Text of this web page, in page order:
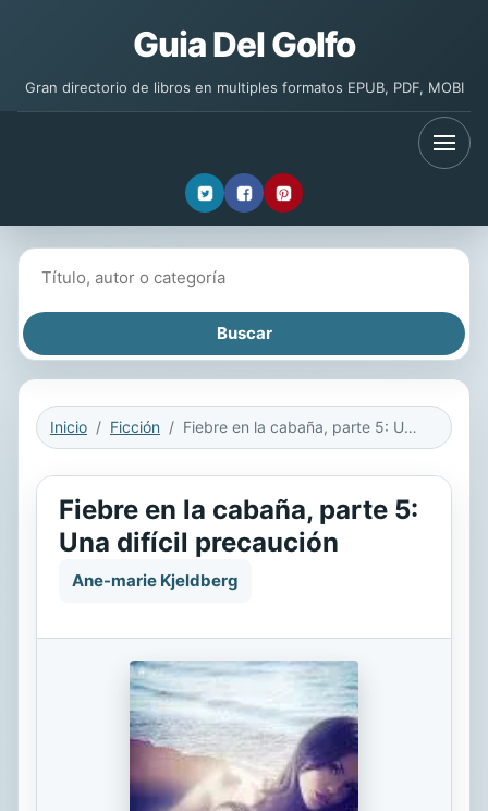
Guia Del Golfo
Gran directorio de libros en multiples formatos EPUB, PDF, MOBI
Inicio Ficción Fiebre en la cabaña, parte 5: Una difícil precaución
Fiebre en la cabaña, parte 5:
Una difícil precaución
Ane-marie Kjeldberg